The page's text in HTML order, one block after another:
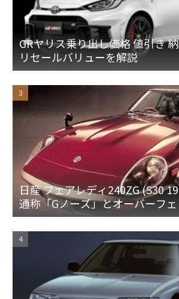
GRヤリス乗り出し価格 値引き
リセールバリューを解説
日産 フェアレディ240ZG (S30
通称「Gノーズ」とオーバーフ
備した特別なZ